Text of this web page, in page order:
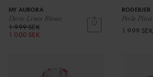
Dorte Linen Blouse
MY AURORA
1 999 SEK
1 000 SEK
Perla Plissé
RODEBJER
1 999 SEK